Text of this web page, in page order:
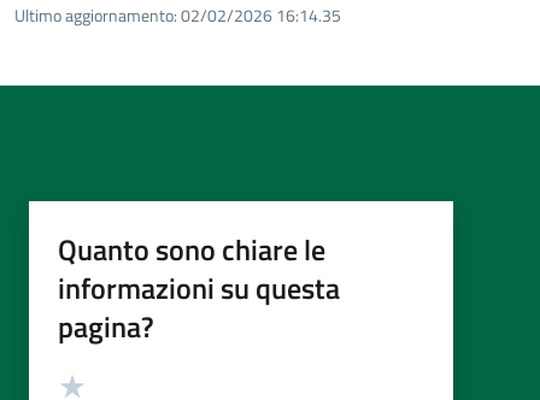
Ultimo aggiornamento:02/02/2026 16:14.35
Quanto sono chiare le
informazioni su questa
pagina?
Valutazione